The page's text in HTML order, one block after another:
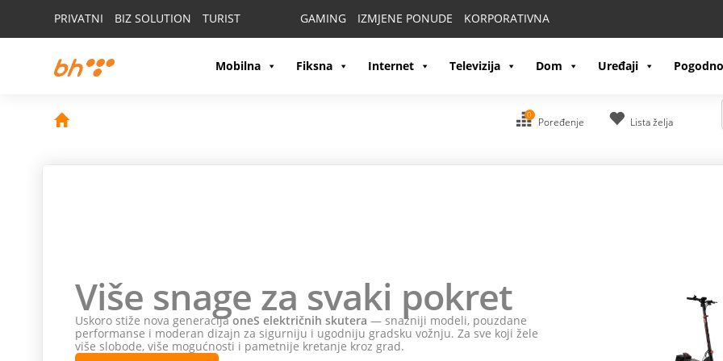
PRIVATNI BIZ SOLUTION TURIST GAMING IZMJENE PONUDE KORPORATIVNA
Mobilna Fiksna Internet Televizija Dom Uređaji
0
Poređenje Lista želja
Više snage za svaki pokret
Uskoro stiže nova generacijaoneS električnih skutera — snažniji modeli, pouzdane
performanse i moderan dizajn za sigurniju i ugodniju gradsku vožnju. Za sve koji žele
više slobode, više mogućnosti i pametnije kretanje kroz grad.